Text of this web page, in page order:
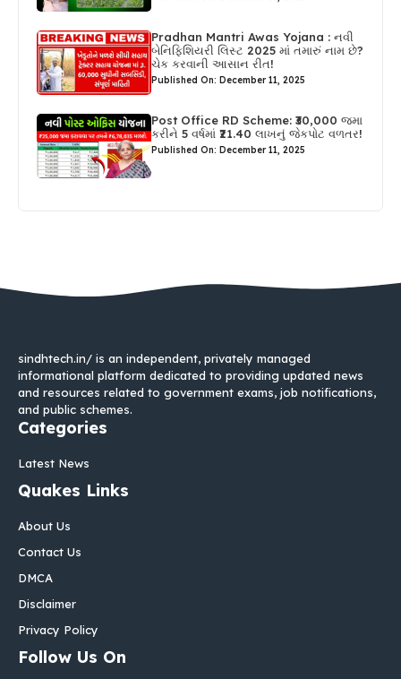
Pradhan Mantri Awas Yojana : નવી
બેનિફિશિયરી લિસ્ટ 2025 માં તમારું નામ છે?
ચેક કરવાની આસાન રીત!
Published On: December 11, 2025
Post Office RD Scheme: ₹30,000 જમા
કરીને 5 વર્ષમાં ₹21.40 લાખનું જેકપોટ વળતર!
Published On: December 11, 2025
sindhtech.in/ is an independent, privately managed
informational platform dedicated to providing updated news
and resources related to government exams, job notifications,
and public schemes.
Categories
Latest News
Quakes Links
About Us
Contact Us
DMCA
Disclaimer
Privacy Policy
Follow Us On